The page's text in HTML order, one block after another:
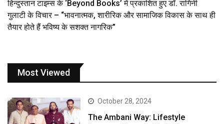
हिन्दुस्तान टाइम्स के ‘Beyond Books’ में प्रकाशित हुए डॉ. रागिनी
गुलाटी के विचार – “भावनात्मक, शारीरिक और सामाजिक विकास के साथ ही
तैयार होते हैं भविष्य के सशक्त नागरिक”
Most Viewed
October 28, 2024
The Ambani Way: Lifestyle